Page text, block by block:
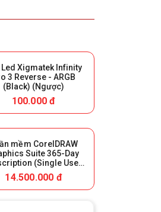
Led Xigmatek Infinity
3 Reverse - ARGB
(Black) (Ngược)
100.000 đ
mềm CorelDRAW
Suite 365-Day
(Single User)
- 365 ngày
14.500.000 đ
NĂM MỚI
- Powered By MSI
vs RTX 2060 // Test